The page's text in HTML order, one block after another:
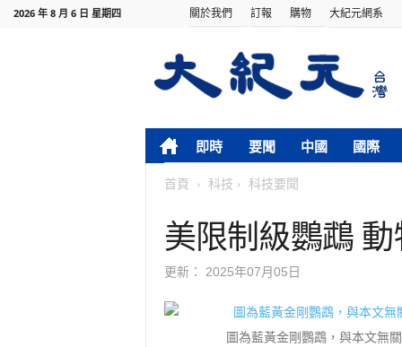
2026 年 8 月 6 日 星期四 關於我們 訂報 購物 大紀元網系
即時 要聞 中國 國際
首頁 科技 科技要聞
美限制級鸚鵡
更新： 2025年07月05日
圖為藍黃金剛鸚鵡，與本文無